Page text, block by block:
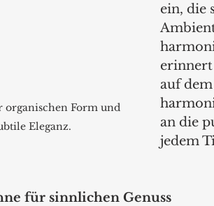
Form und
Eleganz.
ein, die
erinnert
auf
an die
jedem
für sinnlichen Genuss